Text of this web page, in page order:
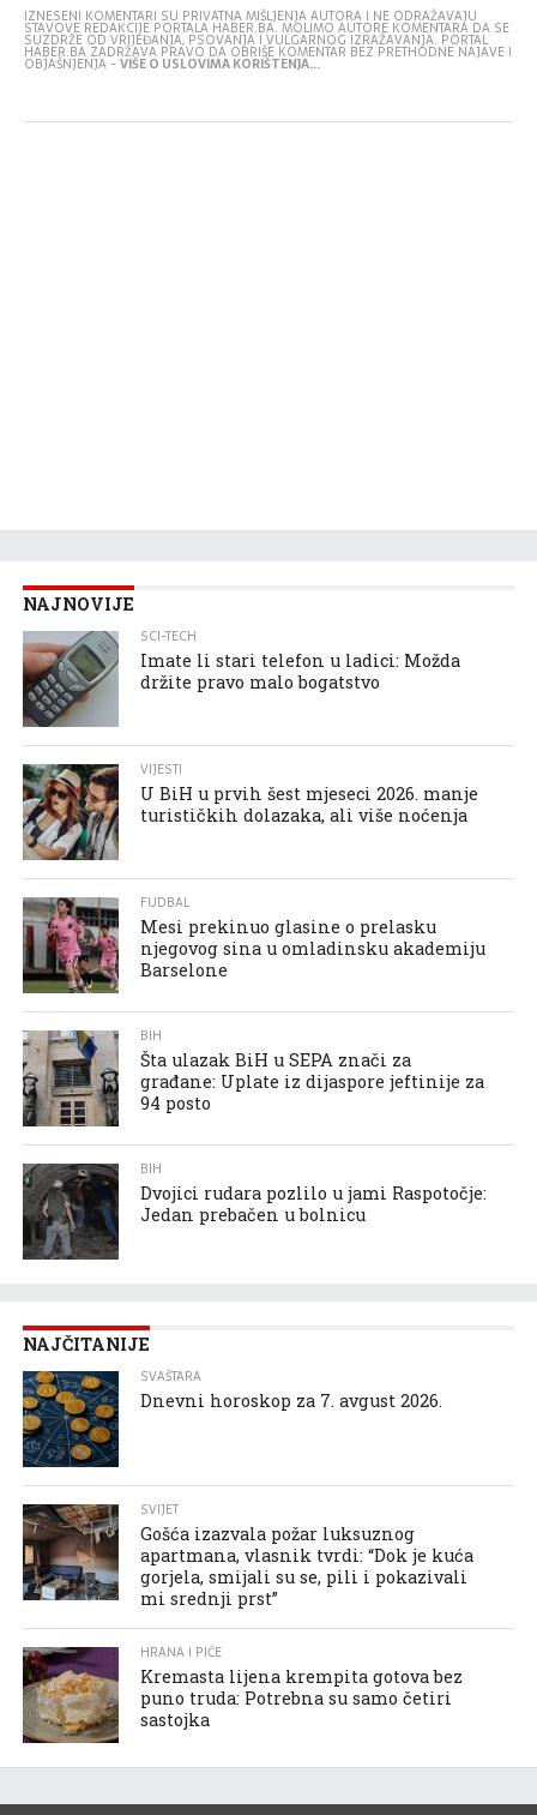
IZNESENI KOMENTARI SU PRIVATNA MIŠLJENJA AUTORA I NE ODRAŽAVAJU
STAVOVE REDAKCIJE PORTALA HABER.BA. MOLIMO AUTORE KOMENTARA DA SE
SUZDRŽE OD VRIJEĐANJA, PSOVANJA I VULGARNOG IZRAŽAVANJA. PORTAL
HABER.BA ZADRŽAVA PRAVO DA OBRIŠE KOMENTAR BEZ PRETHODNE NAJAVE I
OBJAŠNJENJA -VIŠE O USLOVIMA KORIŠTENJA...
NAJNOVIJE
SCI-TECH
Imate li stari telefon u ladici: Možda
držite pravo malo bogatstvo
VIJESTI
U BiH u prvih šest mjeseci 2026. manje
turističkih dolazaka, ali više noćenja
FUDBAL
Mesi prekinuo glasine o prelasku
njegovog sina u omladinsku akademiju
Barselone
BIH
Šta ulazak BiH u SEPA znači za
građane: Uplate iz dijaspore jeftinije za
94 posto
BIH
Dvojici rudara pozlilo u jami Raspotočje:
Jedan prebačen u bolnicu
NAJČITANIJE
SVAŠTARA
Dnevni horoskop za 7. avgust 2026.
SVIJET
Gošća izazvala požar luksuznog
apartmana, vlasnik tvrdi: “Dok je kuća
gorjela, smijali su se, pili i pokazivali
mi srednji prst”
HRANA I PIĆE
Kremasta lijena krempita gotova bez
puno truda: Potrebna su samo četiri
sastojka